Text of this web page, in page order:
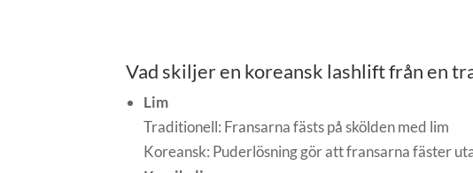
Vad skiljer en koreansk lashlift från en
Lim
Traditionell: Fransarna fästs på skölden med lim
Koreansk: Puderlösning gör att fransarna fäster